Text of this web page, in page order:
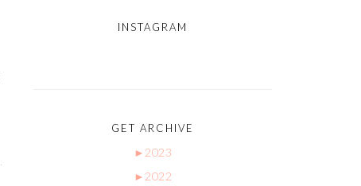
INSTAGRAM
GET ARCHIVE
► 2023
► 2022